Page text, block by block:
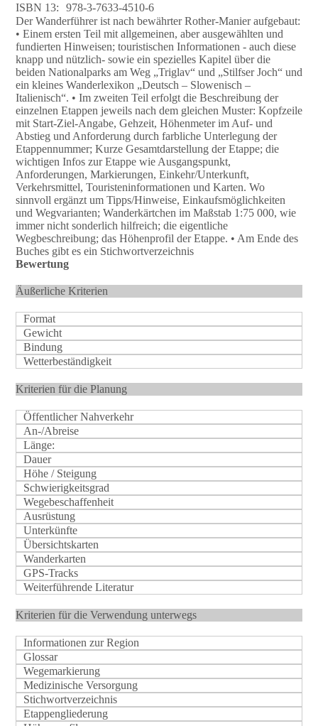
ISBN 13:
978-3-7633-4510-6
Der Wanderführer ist nach bewährter Rother-Manier aufgebaut:
• Einem ersten Teil mit allgemeinen, aber ausgewählten und
fundierten Hinweisen; touristischen Informationen - auch diese
knapp und nützlich- sowie ein spezielles Kapitel über die
beiden Nationalparks am Weg „Triglav“ und „Stilfser Joch“ und
ein kleines Wanderlexikon „Deutsch – Slowenisch –
Italienisch“. • Im zweiten Teil erfolgt die Beschreibung der
einzelnen Etappen jeweils nach dem gleichen Muster: Kopfzeile
mit Start-Ziel-Angabe, Gehzeit, Höhenmeter im Auf- und
Abstieg und Anforderung durch farbliche Unterlegung der
Etappennummer; Kurze Gesamtdarstellung der Etappe; die
wichtigen Infos zur Etappe wie Ausgangspunkt,
Anforderungen, Markierungen, Einkehr/Unterkunft,
Verkehrsmittel, Touristeninformationen und Karten. Wo
sinnvoll ergänzt um Tipps/Hinweise, Einkaufsmöglichkeiten
und Wegvarianten; Wanderkärtchen im Maßstab 1:75 000, wie
immer nicht sonderlich hilfreich; die eigentliche
Wegbeschreibung; das Höhenprofil der Etappe. • Am Ende des
Buches gibt es ein Stichwortverzeichnis
Bewertung
Äußerliche Kriterien
Format
Gewicht
Bindung
Wetterbeständigkeit
Kriterien für die Planung
Öffentlicher Nahverkehr
An-/Abreise
Länge:
Dauer
Höhe / Steigung
Schwierigkeitsgrad
Wegebeschaffenheit
Ausrüstung
Unterkünfte
Übersichtskarten
Wanderkarten
GPS-Tracks
Weiterführende Literatur
Kriterien für die Verwendung unterwegs
Informationen zur Region
Glossar
Wegemarkierung
Medizinische Versorgung
Stichwortverzeichnis
Etappengliederung